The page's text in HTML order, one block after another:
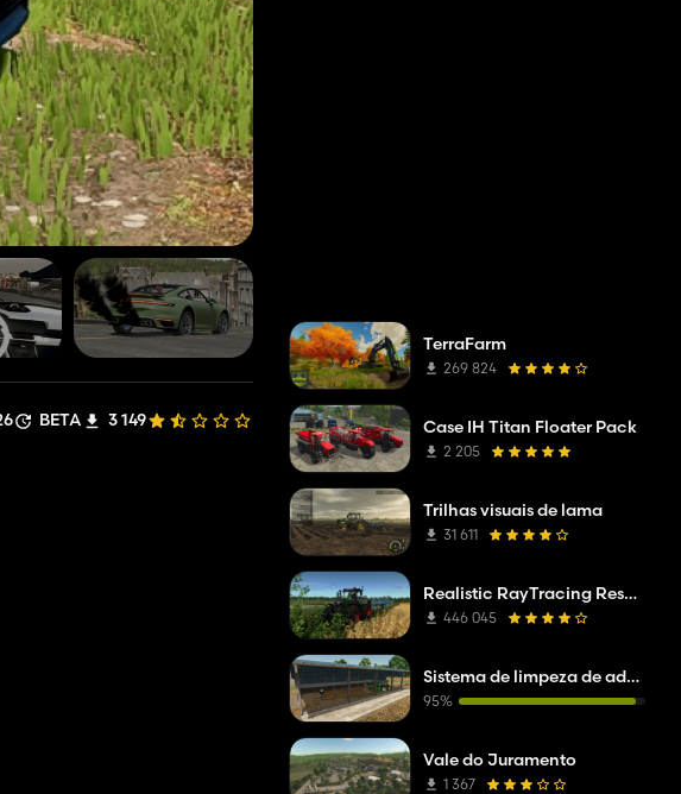
BETA 3 149
TerraFarm
269 824
Case IH Titan Floater Pack
2 205
Trilhas visuais de lama
31 611
Realistic RayTracing Reshade Preset
446 045
Sistema de limpeza de adubo realista
95%
Vale do Juramento
1 367